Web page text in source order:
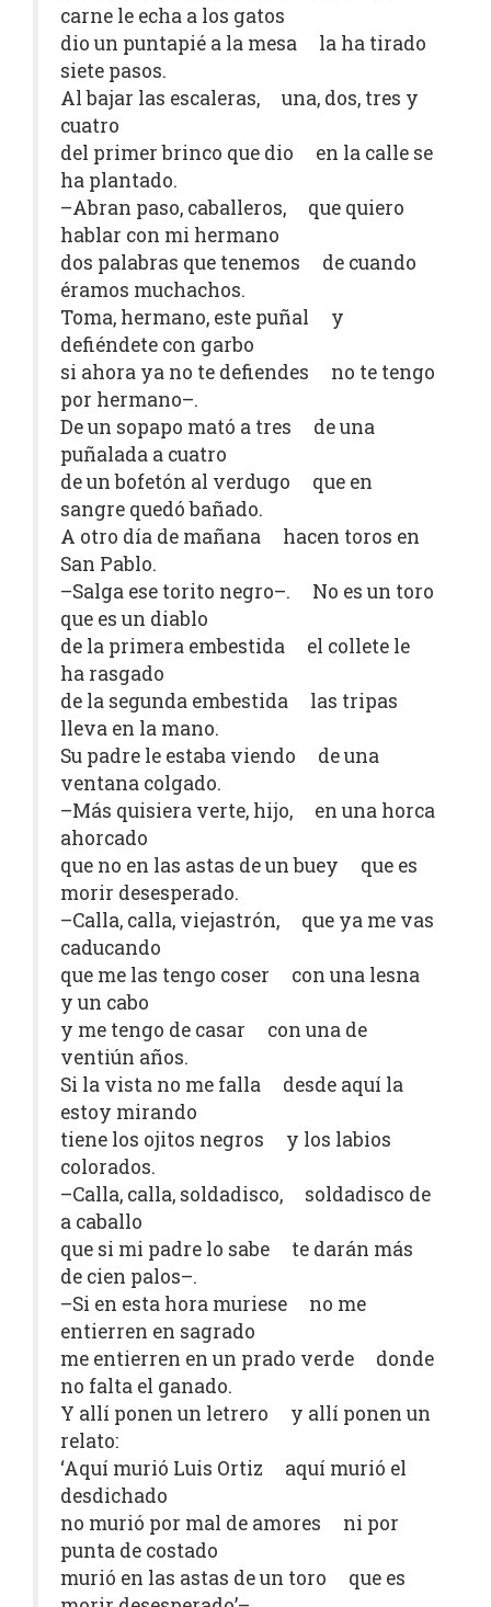
carne le echa a los gatos
dio un puntapié a la mesa la ha tirado
siete pasos.
Al bajar las escaleras, una, dos, tres y
cuatro
del primer brinco que dio en la calle se
ha plantado.
–Abran paso, caballeros, que quiero
hablar con mi hermano
dos palabras que tenemos de cuando
éramos muchachos.
Toma, hermano, este puñal y
defiéndete con garbo
si ahora ya no te defiendes no te tengo
por hermano–.
De un sopapo mató a tres de una
puñalada a cuatro
de un bofetón al verdugo que en
sangre quedó bañado.
A otro día de mañana hacen toros en
San Pablo.
–Salga ese torito negro–. No es un toro
que es un diablo
de la primera embestida el collete le
ha rasgado
de la segunda embestida las tripas
lleva en la mano.
Su padre le estaba viendo de una
ventana colgado.
–Más quisiera verte, hijo, en una horca
ahorcado
que no en las astas de un buey que es
morir desesperado.
–Calla, calla, viejastrón, que ya me vas
caducando
que me las tengo coser con una lesna
y un cabo
y me tengo de casar con una de
ventiún años.
Si la vista no me falla desde aquí la
estoy mirando
tiene los ojitos negros y los labios
colorados.
–Calla, calla, soldadisco, soldadisco de
a caballo
que si mi padre lo sabe te darán más
de cien palos–.
–Si en esta hora muriese no me
entierren en sagrado
me entierren en un prado verde donde
no falta el ganado.
Y allí ponen un letrero y allí ponen un
relato:
‘Aquí murió Luis Ortiz aquí murió el
desdichado
no murió por mal de amores ni por
punta de costado
murió en las astas de un toro que es